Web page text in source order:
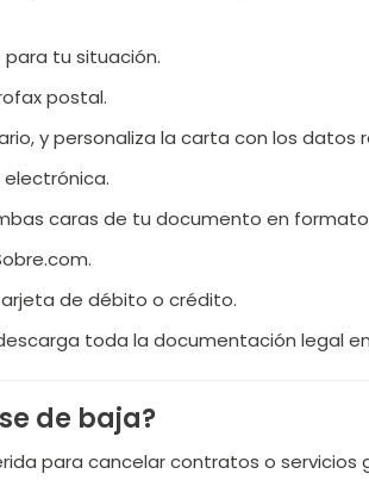
tu situación.
postal.
y personaliza la carta con los datos
caras de tu documento en formato
de débito o crédito.
toda la documentación legal
de baja?
para cancelar contratos o servicios